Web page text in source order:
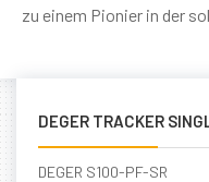
zu einem Pionier in der
DEGER TRACKER
DEGER S100-PF-SR